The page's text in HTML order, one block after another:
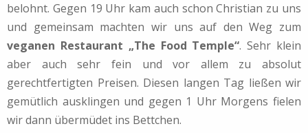
belohnt. Gegen 19 Uhr kam auch schon Christian zu uns
und gemeinsam machten wir uns auf den Weg zum
veganen Restaurant „The Food Temple“. Sehr klein
aber auch sehr fein und vor allem zu absolut
gerechtfertigten Preisen. Diesen langen Tag ließen wir
gemütlich ausklingen und gegen 1 Uhr Morgens fielen
wir dann übermüdet ins Bettchen.